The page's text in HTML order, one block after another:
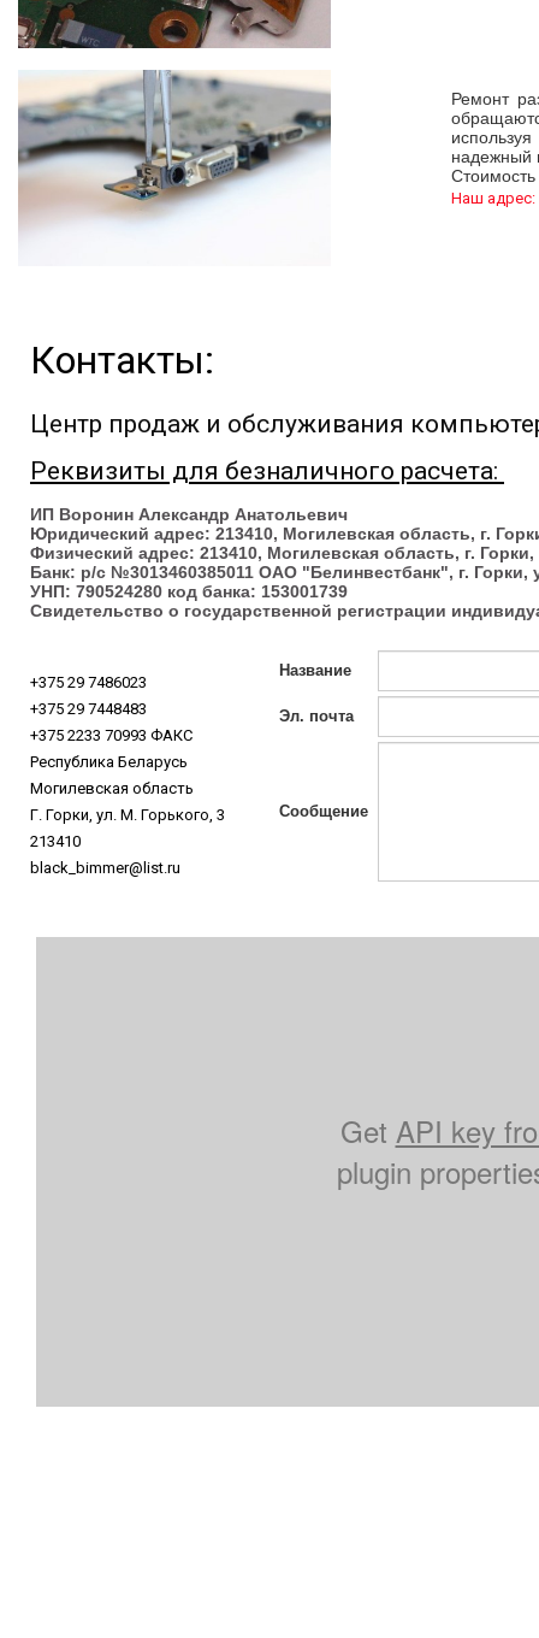
Ремонт
надежный
Наш адрес:
Контакты:
Центр продаж и обслуживания
Реквизиты для безналичного расчета:
ИП Воронин Александр Анатольевич
Юридический адрес: 213410, Могилевская область, г.
Физический адрес: 213410, Могилевская область, г.
Банк: р/c №3013460385011 ОАО "Белинвестбанк", г. Горки,
УНП: 790524280 код банка: 153001739
Свидетельство о государственной регистрации
+375 29 7486023
+375 29 7448483
+375 2233 70993 ФАКС
Республика Беларусь
Могилевская область
Г. Горки, ул. М. Горького, 3
213410
black_bimmer@list.ru
Название
Эл. почта
Сообщение
Get API key
plugin